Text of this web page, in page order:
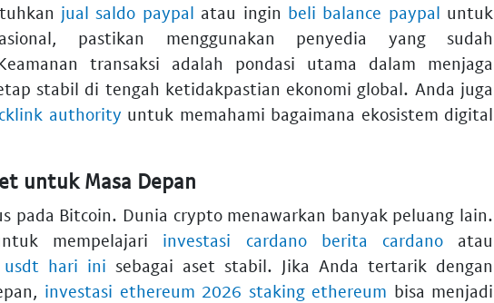
jual saldo paypal atau ingin beli balance paypal untuk
pastikan menggunakan penyedia yang sudah
transaksi adalah pondasi utama dalam menjaga
stabil di tengah ketidakpastian ekonomi global. Anda juga
authority untuk memahami bagaimana ekosistem digital
untuk Masa Depan
pada Bitcoin. Dunia crypto menawarkan banyak peluang lain.
mempelajari investasi cardano berita cardanoatau
usdt hari ini sebagai aset stabil. Jika Anda tertarik dengan
investasi ethereum 2026 staking ethereum bisa menjadi